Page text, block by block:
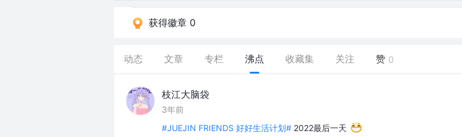
获得徽章 0
动态 文章 专栏 沸点 收藏集 关注 赞 0
枝江大脑袋
3年前
#JUEJIN FRIENDS 好好生活计划# 2022最后一天